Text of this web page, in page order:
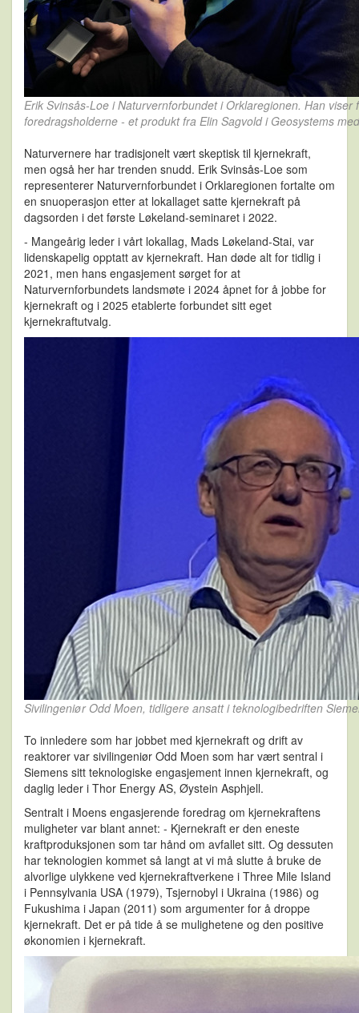
Erik Svinsås-Loe i Naturvernforbundet i Orklaregionen. Han viser
foredragsholderne - et produkt fra Elin Sagvold i Geosystems
Naturvernere har tradisjonelt vært skeptisk til kjernekraft,
men også her har trenden snudd. Erik Svinsås-Loe som
representerer Naturvernforbundet i Orklaregionen fortalte om
en snuoperasjon etter at lokallaget satte kjernekraft på
dagsorden i det første Løkeland-seminaret i 2022.
- Mangeårig leder i vårt lokallag, Mads Løkeland-Stai, var
lidenskapelig opptatt av kjernekraft. Han døde alt for tidlig i
2021, men hans engasjement sørget for at
Naturvernforbundets landsmøte i 2024 åpnet for å jobbe for
kjernekraft og i 2025 etablerte forbundet sitt eget
kjernekraftutvalg.
Sivilingeniør Odd Moen, tidligere ansatt i teknologibedriften
To innledere som har jobbet med kjernekraft og drift av
reaktorer var sivilingeniør Odd Moen som har vært sentral i
Siemens sitt teknologiske engasjement innen kjernekraft, og
daglig leder i Thor Energy AS, Øystein Asphjell.
Sentralt i Moens engasjerende foredrag om kjernekraftens
muligheter var blant annet: - Kjernekraft er den eneste
kraftproduksjonen som tar hånd om avfallet sitt. Og dessuten
har teknologien kommet så langt at vi må slutte å bruke de
alvorlige ulykkene ved kjernekraftverkene i Three Mile Island
i Pennsylvania USA (1979), Tsjernobyl i Ukraina (1986) og
Fukushima i Japan (2011) som argumenter for å droppe
kjernekraft. Det er på tide å se mulighetene og den positive
økonomien i kjernekraft.